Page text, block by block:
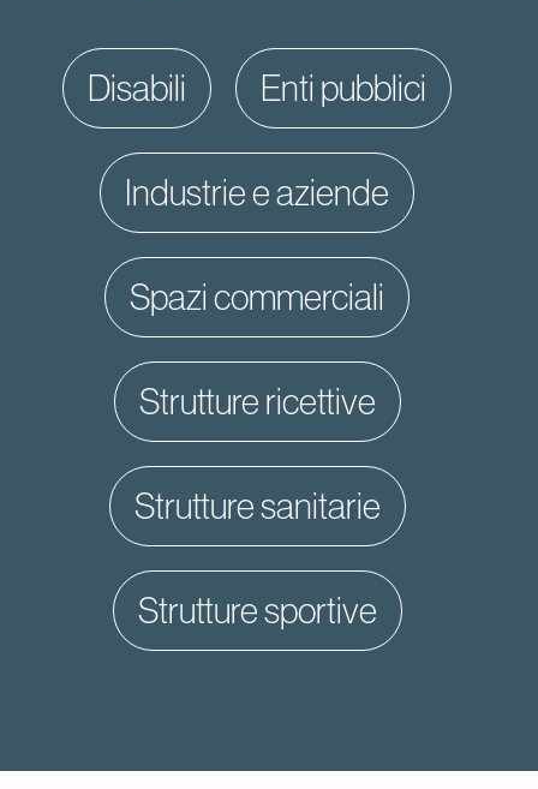
disabili enti pubblici
industrie e aziende
spazi commerciali
strutture ricettive
strutture sanitarie
strutture sportive